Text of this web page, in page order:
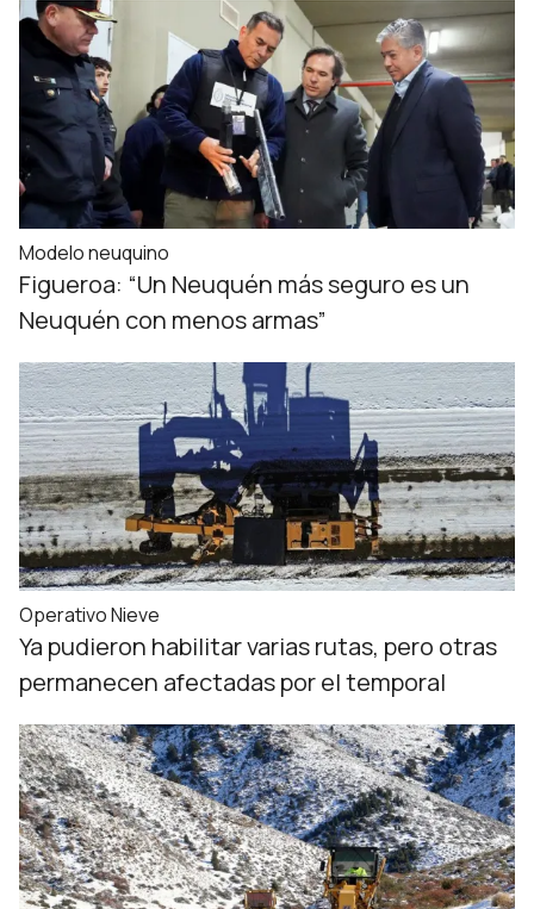
Modelo neuquino
Figueroa: “Un Neuquén más seguro es un
Neuquén con menos armas”
Operativo Nieve
Ya pudieron habilitar varias rutas, pero otras
permanecen afectadas por el temporal